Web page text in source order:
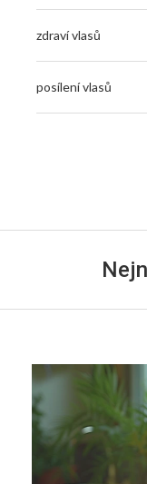
zdraví vlasů
posílení vlasů